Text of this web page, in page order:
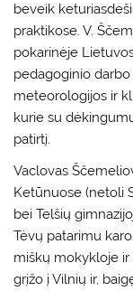
beveik
praktikose. V.
pokarinėje
pedagoginio
meteorologijos ir
kurie su
patirtį.
Vaclovas
Ketūnuose (netoli
bei Telšių
Tėvų patarimu
miškų mokykloje ir
grįžo į Vilnių ir,